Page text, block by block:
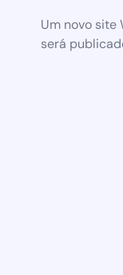
Um novo site
será